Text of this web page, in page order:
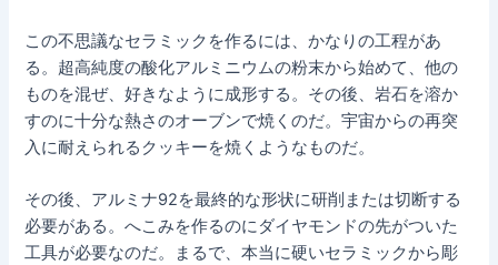
この不思議なセラミックを作るには、かなりの工程があ
る。超高純度の酸化アルミニウムの粉末から始めて、他の
ものを混ぜ、好きなように成形する。その後、岩石を溶か
すのに十分な熱さのオーブンで焼くのだ。宇宙からの再突
入に耐えられるクッキーを焼くようなものだ。
その後、アルミナ92を最終的な形状に研削または切断する
必要がある。へこみを作るのにダイヤモンドの先がついた
工具が必要なのだ。まるで、本当に硬いセラミックから彫